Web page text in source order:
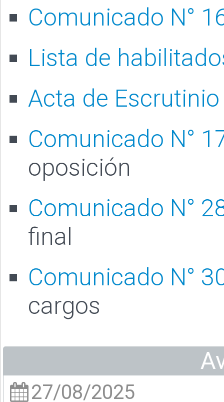
Comunicado N°
Lista de
Acta de Escrutinio
Comunicado N°
oposición
Comunicado N°
final
Comunicado N°
cargos
27/08/2025